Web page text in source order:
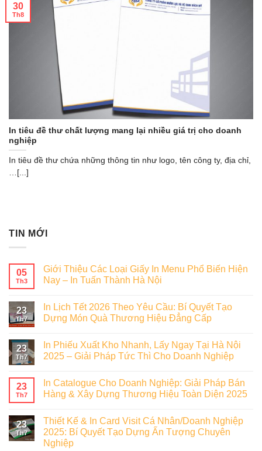
In tiêu đề thư chất lượng mang lại nhiều giá trị cho doanh
nghiệp
In tiêu đề thư chứa những thông tin như logo, tên công ty, địa chỉ,
…[...]
30
Th8
TIN MỚI
05
Th3
Giới Thiệu Các Loại Giấy In Menu Phổ Biến Hiện
Nay – In Tuấn Thành Hà Nội
23
Th7
In Lịch Tết 2026 Theo Yêu Cầu: Bí Quyết Tạo
Dựng Món Quà Thương Hiệu Đẳng Cấp
23
Th7
In Phiếu Xuất Kho Nhanh, Lấy Ngay Tại Hà Nội
2025 – Giải Pháp Tức Thì Cho Doanh Nghiệp
23
Th7
In Catalogue Cho Doanh Nghiệp: Giải Pháp Bán
Hàng & Xây Dựng Thương Hiệu Toàn Diện 2025
23
Th7
Thiết Kế & In Card Visit Cá Nhân/Doanh Nghiệp
2025: Bí Quyết Tạo Dựng Ấn Tượng Chuyên
Nghiệp